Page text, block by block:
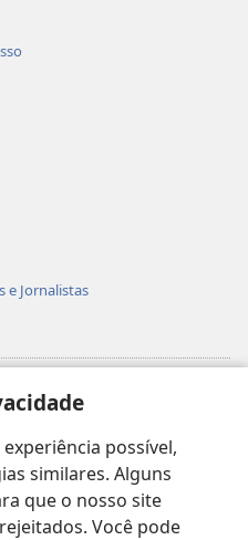
possível,
similares. Alguns
que o nosso site
Você pode
e Jornalistas
Vigia™